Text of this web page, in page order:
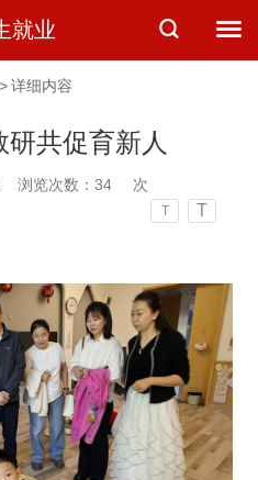
就业
>详细内容
共促育新人
浏览次数： 34 次
T T